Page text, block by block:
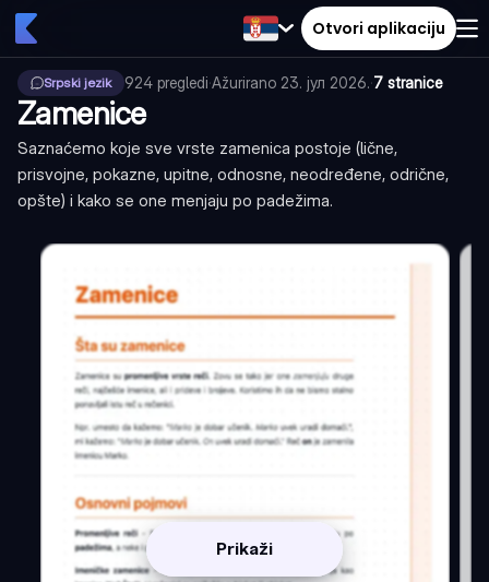
Otvori aplikaciju
Srpski jezik 924 pregledi·Ažurirano 23. јул 2026.·7 stranice
Zamenice
Saznaćemo koje sve vrste zamenica postoje (lične,
prisvojne, pokazne, upitne, odnosne, neodređene, odrične,
opšte) i kako se one menjaju po padežima.
Prikaži